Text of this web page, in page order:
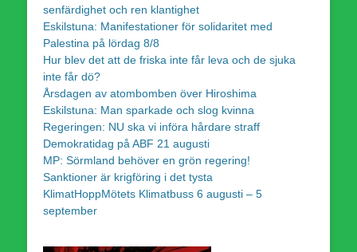
senfärdighet och ren klantighet
Eskilstuna: Manifestationer för solidaritet med
Palestina på lördag 8/8
Hur blev det att de friska inte får leva och de sjuka
inte får dö?
Årsdagen av atombomben över Hiroshima
Eskilstuna: Man sparkade och slog kvinna
Regeringen: NU ska vi införa hårdare straff
Demokratidag på ABF 21 augusti
MP: Sörmland behöver en grön regering!
Sanktioner är krigföring i det tysta
KlimatHoppMötets Klimatbuss 6 augusti – 5
september